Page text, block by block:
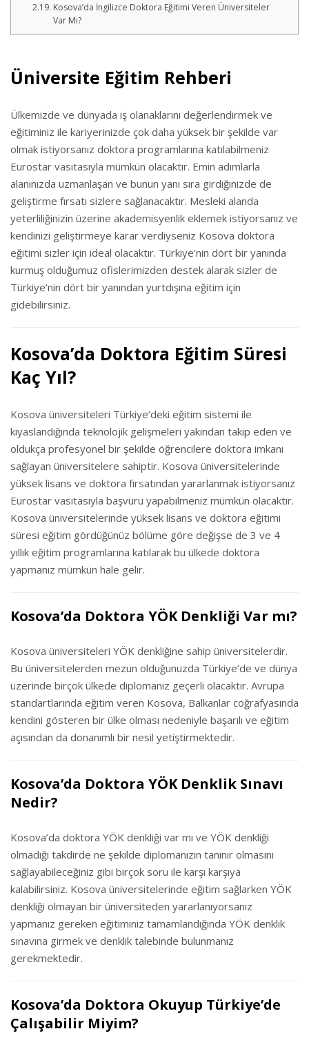
Kosova’da İngilizce Doktora Eğitimi Veren Üniversiteler
Var Mı?
Üniversite Eğitim Rehberi
Ülkemizde ve dünyada iş olanaklarını değerlendirmek ve
eğitiminiz ile kariyerinizde çok daha yüksek bir şekilde var
olmak istiyorsanız doktora programlarına katılabilmeniz
Eurostar vasıtasıyla mümkün olacaktır. Emin adımlarla
alanınızda uzmanlaşan ve bunun yanı sıra girdiğinizde de
geliştirme fırsatı sizlere sağlanacaktır. Mesleki alanda
yeterliliğinizin üzerine akademisyenlik eklemek istiyorsanız ve
kendinizi geliştirmeye karar verdiyseniz Kosova doktora
eğitimi sizler için ideal olacaktır. Türkiye’nin dört bir yanında
kurmuş olduğumuz ofislerimizden destek alarak sizler de
Türkiye’nin dört bir yanından yurtdışına eğitim için
gidebilirsiniz.
Kosova’da Doktora Eğitim Süresi
Kaç Yıl?
Kosova üniversiteleri Türkiye’deki eğitim sistemi ile
kıyaslandığında teknolojik gelişmeleri yakından takip eden ve
oldukça profesyonel bir şekilde öğrencilere doktora imkanı
sağlayan üniversitelere sahiptir. Kosova üniversitelerinde
yüksek lisans ve doktora fırsatından yararlanmak istiyorsanız
Eurostar vasıtasıyla başvuru yapabilmeniz mümkün olacaktır.
Kosova üniversitelerinde yüksek lisans ve doktora eğitimi
süresi eğitim gördüğünüz bölüme göre değişse de 3 ve 4
yıllık eğitim programlarına katılarak bu ülkede doktora
yapmanız mümkün hale gelir.
Kosova’da Doktora YÖK Denkliği Var mı?
Kosova üniversiteleri YÖK denkliğine sahip üniversitelerdir.
Bu üniversitelerden mezun olduğunuzda Türkiye’de ve dünya
üzerinde birçok ülkede diplomanız geçerli olacaktır. Avrupa
standartlarında eğitim veren Kosova, Balkanlar coğrafyasında
kendini gösteren bir ülke olması nedeniyle başarılı ve eğitim
açısından da donanımlı bir nesil yetiştirmektedir.
Kosova’da Doktora YÖK Denklik Sınavı
Nedir?
Kosova’da doktora YÖK denkliği var mı ve YÖK denkliği
olmadığı takdirde ne şekilde diplomanızın tanınır olmasını
sağlayabileceğiniz gibi birçok soru ile karşı karşıya
kalabilirsiniz. Kosova üniversitelerinde eğitim sağlarken YÖK
denkliği olmayan bir üniversiteden yararlanıyorsanız
yapmanız gereken eğitiminiz tamamlandığında YÖK denklik
sınavına girmek ve denklik talebinde bulunmanız
gerekmektedir.
Kosova’da Doktora Okuyup Türkiye’de
Çalışabilir Miyim?